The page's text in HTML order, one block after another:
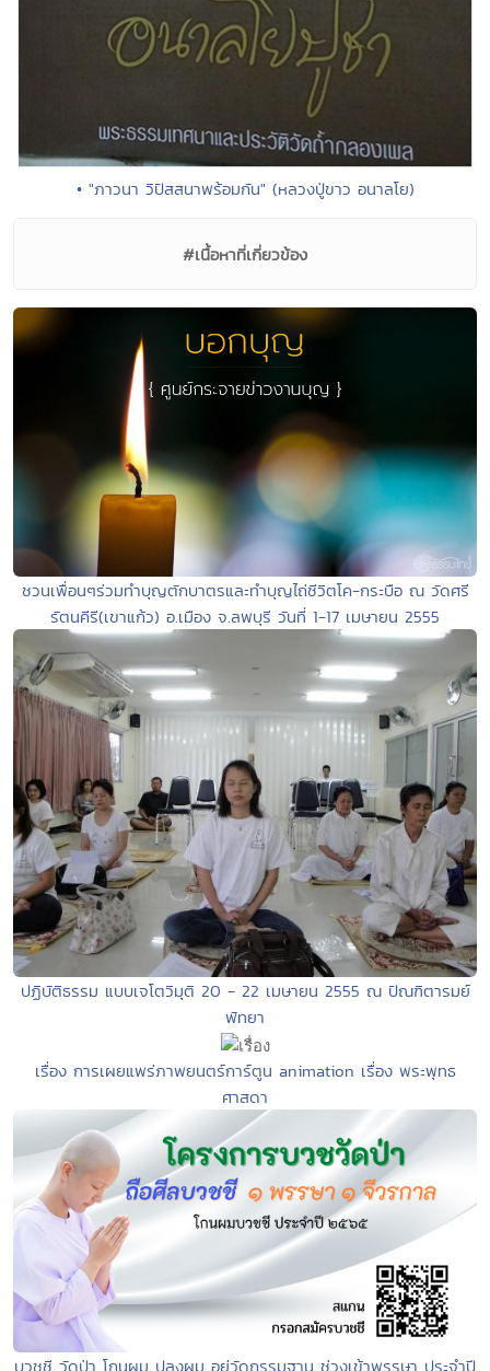
• "ภาวนา วิปัสสนาพร้อมกัน" (หลวงปู่ขาว อนาลโย)
#เนื้อหาที่เกี่ยวข้อง
ชวนเพื่อนๆร่วมทำบุญตักบาตรและทำบุญไถ่ชีวิตโค-กระบือ ณ วัดศรี
รัตนคีรี(เขาแก้ว) อ.เมือง จ.ลพบุรี วันที่ 1-17 เมษายน 2555
ปฏิบัติธรรม แบบเจโตวิมุติ 20 - 22 เมษายน 2555 ณ ปัณฑิตารมย์
พัทยา
เรื่อง การเผยแพร่ภาพยนตร์การ์ตูน animation เรื่อง พระพุทธ
ศาสดา
บวชชี วัดป่า โกนผม ปลงผม อยู่วัดกรรมฐาน ช่วงเข้าพรรษา ประจำปี